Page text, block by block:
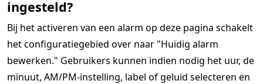
ingesteld?
Bij het activeren van een alarm op deze pagina schakelt
het configuratiegebied over naar "Huidig alarm
bewerken." Gebruikers kunnen indien nodig het uur, de
minuut, AM/PM-instelling, label of geluid selecteren en